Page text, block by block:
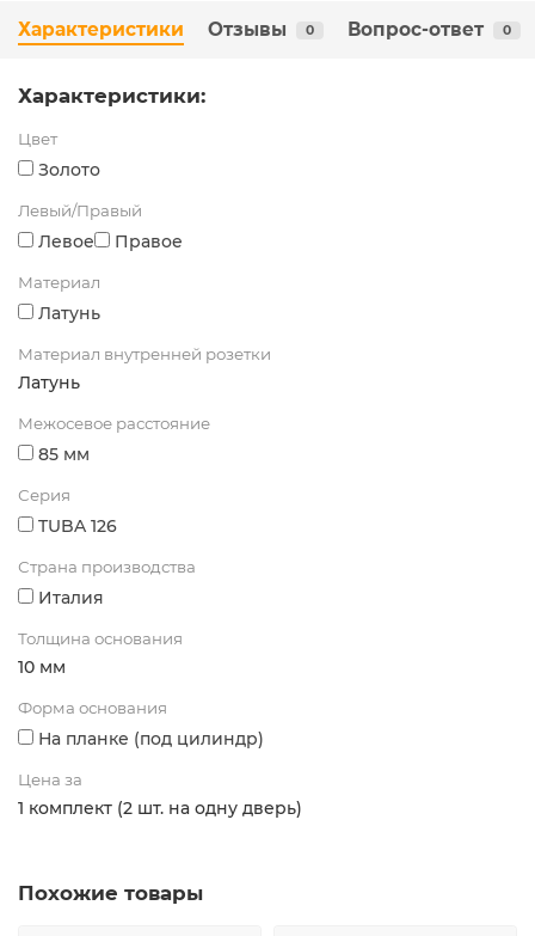
Характеристики Отзывы 0 Вопрос-ответ 0
Характеристики:
Цвет
Золото
Левый/Правый
Левое Правое
Материал
Латунь
Материал внутренней розетки
Латунь
Межосевое расстояние
85 мм
Серия
TUBA 126
Страна производства
Италия
Толщина основания
10 мм
Форма основания
На планке (под цилиндр)
Цена за
1 комплект (2 шт. на одну дверь)
Похожие товары